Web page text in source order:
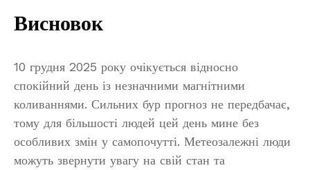
Висновок
10 грудня 2025 року очікується відносно
спокійний день із незначними магнітними
коливаннями. Сильних бур прогноз не передбачає,
тому для більшості людей цей день мине без
особливих змін у самопочутті. Метеозалежні люди
можуть звернути увагу на свій стан та